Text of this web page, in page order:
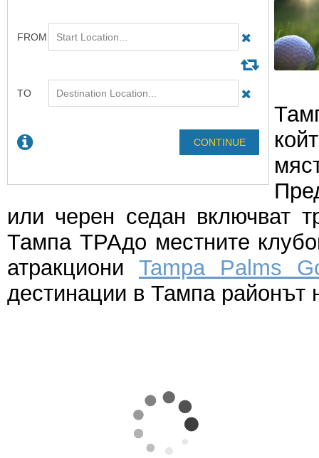
или черен седан включват
Тампа TPAдо местните
атракциони Tampa Palms
дестинации в Тампа районът